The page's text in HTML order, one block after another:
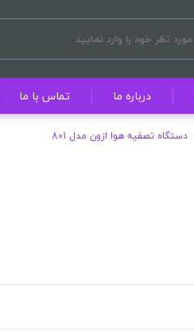
درباره ما تماس با ما
دستگاه تصفیه هوا ازون مدل 801